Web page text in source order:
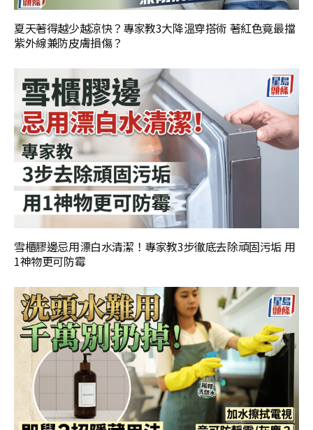
夏天著得越少越涼快？專家教3大降溫穿搭術 著紅色竟最擋
紫外線兼防皮膚損傷？
雪櫃膠邊忌用漂白水清潔！專家教3步徹底去除頑固污垢 用
1神物更可防霉